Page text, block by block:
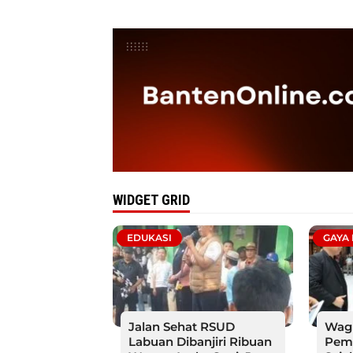
WIDGET GRID
EDUKASI
Jalan Sehat RSUD
Labuan Dibanjiri Ribuan